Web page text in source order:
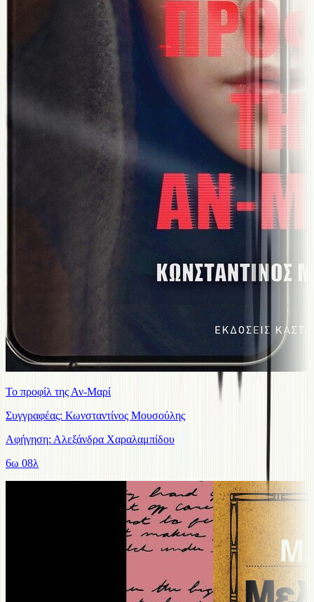
Το προφίλ της Αν-Μαρί
Συγγραφέας: Κωνσταντίνος Μουσούλης
Αφήγηση: Αλεξάνδρα Χαραλαμπίδου
6ω 08λ